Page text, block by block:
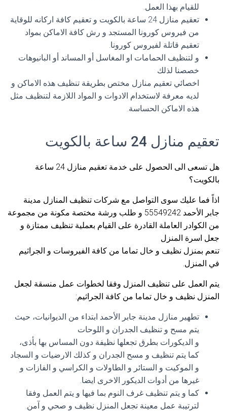
للقيام بهذا العمل.
تعقيم منازل 24 ساعة بالكويت و تعقيم كافة اركانه للوقاية
من فيروس كورونا المستجد و رش كافة الاماكن بمواد
تعقيم قاتلة لفيروس كورونا.
و لتنظيف الحمامات او المغاسل أو المساند أو البانيوهات
خصصنا لذلك
اخصائي تعقيم منازل مختص بطريقة تنظيف هذه الاماكن و
لديه معرفة لاستخدام الادوات و المواد اللازمة لتنظيف مثل
هذه الاماكن الحساسة.
تعقيم منازل 24 ساعة بالكويت
هل تسعى الى الحصول على خدمة تعقيم منازل 24 ساعة
بالكويت؟
اذاً فما عليك سوى التواصل مع شركات تنظيف المنازل مدينة
جابر الأحمد 55549242 و طلب ورشة مختصة مكونة من مجموعة
من الكوادر العاملة القادرة على القيام بعملية تنظيف ممتازة و
جعل اسرة المنزل
تنعم بمنزل نظيف و خال تماما من كافة الفيروسات و الجراثيم
في المنزل.
يتم العمل على تنظيف المنزل وفقا لخطوات عمل منسقة لجعل
المنزل نظيف و خال تماما من كافة الجراثيم:
تطهير منازل مدينة جابر الأحمد ابتداء من الديوانيات، حيث
يتم مسح و تنظيف الجدران و اللوحات
و الديكورات بطرق تجعلها نظيفة دون المساس بها بأذى،
كما يتم تنظيف و مسح الجدران و كذلك الارضيات و السجاد
و الموكيت و الستائر و الطاولات و الكراسي و الفازات و
غيرها من أدوات الديكور الاخرى ايضا.
كما و يتم تنظيف غرف النوم بما فيها و يتم العمل وفقا
لترتيبة عمل معينة تجعل المنزل نظيف و صحي و آمن.